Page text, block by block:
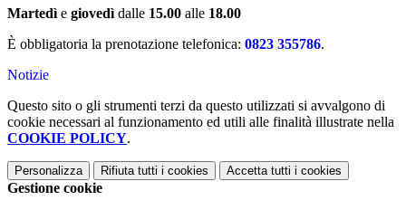
Martedì e giovedì dalle 15.00 alle 18.00
È obbligatoria la prenotazione telefonica: 0823 355786.
Notizie
Questo sito o gli strumenti terzi da questo utilizzati si avvalgono di
cookie necessari al funzionamento ed utili alle finalità illustrate nella
COOKIE POLICY.
Personalizza Rifiuta tutti i cookies Accetta tutti i cookies
Gestione cookie